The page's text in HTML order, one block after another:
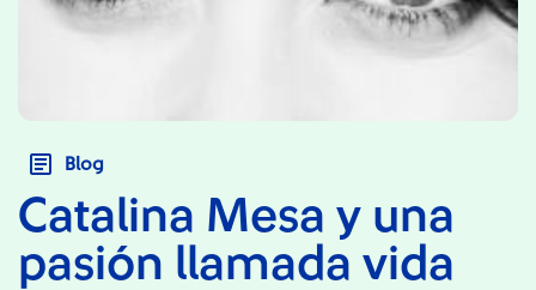
Blog
Catalina Mesa y una
pasión llamada vida